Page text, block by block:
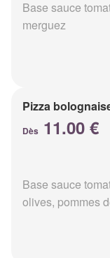
Base sauce
merguez
Pizza
Dès 11.00 €
Base sauce
olives, pommes